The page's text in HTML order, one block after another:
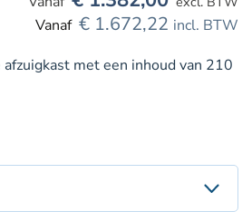
met een inhoud van 210
€ 1.672,22 incl. BTW